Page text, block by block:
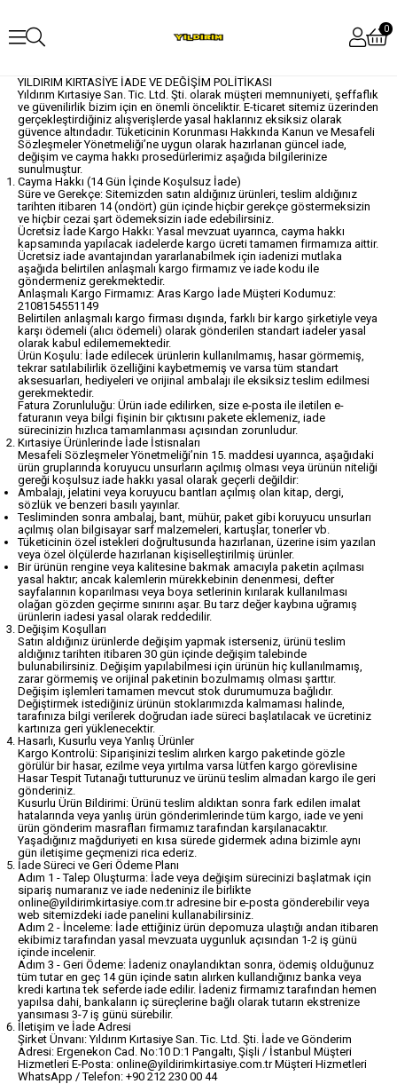
0
YILDIRIM KIRTASİYE İADE VE DEĞİŞİM POLİTİKASI
Yıldırım Kırtasiye San. Tic. Ltd. Şti. olarak müşteri memnuniyeti, şeffaflık
ve güvenilirlik bizim için en önemli önceliktir. E-ticaret sitemiz üzerinden
gerçekleştirdiğiniz alışverişlerde yasal haklarınız eksiksiz olarak
güvence altındadır. Tüketicinin Korunması Hakkında Kanun ve Mesafeli
Sözleşmeler Yönetmeliği’ne uygun olarak hazırlanan güncel iade,
değişim ve cayma hakkı prosedürlerimiz aşağıda bilgilerinize
sunulmuştur.
Cayma Hakkı (14 Gün İçinde Koşulsuz İade)
Süre ve Gerekçe: Sitemizden satın aldığınız ürünleri, teslim aldığınız
tarihten itibaren 14 (ondört) gün içinde hiçbir gerekçe göstermeksizin
ve hiçbir cezai şart ödemeksizin iade edebilirsiniz.
Ücretsiz İade Kargo Hakkı: Yasal mevzuat uyarınca, cayma hakkı
kapsamında yapılacak iadelerde kargo ücreti tamamen firmamıza aittir.
Ücretsiz iade avantajından yararlanabilmek için iadenizi mutlaka
aşağıda belirtilen anlaşmalı kargo firmamız ve iade kodu ile
göndermeniz gerekmektedir.
Anlaşmalı Kargo Firmamız: Aras Kargo İade Müşteri Kodumuz:
2108154551149
Belirtilen anlaşmalı kargo firması dışında, farklı bir kargo şirketiyle veya
karşı ödemeli (alıcı ödemeli) olarak gönderilen standart iadeler yasal
olarak kabul edilememektedir.
Ürün Koşulu: İade edilecek ürünlerin kullanılmamış, hasar görmemiş,
tekrar satılabilirlik özelliğini kaybetmemiş ve varsa tüm standart
aksesuarları, hediyeleri ve orijinal ambalajı ile eksiksiz teslim edilmesi
gerekmektedir.
Fatura Zorunluluğu: Ürün iade edilirken, size e-posta ile iletilen e-
faturanın veya bilgi fişinin bir çıktısını pakete eklemeniz, iade
sürecinizin hızlıca tamamlanması açısından zorunludur.
Kırtasiye Ürünlerinde İade İstisnaları
Mesafeli Sözleşmeler Yönetmeliği’nin 15. maddesi uyarınca, aşağıdaki
ürün gruplarında koruyucu unsurların açılmış olması veya ürünün niteliği
gereği koşulsuz iade hakkı yasal olarak geçerli değildir:
Ambalajı, jelatini veya koruyucu bantları açılmış olan kitap, dergi,
sözlük ve benzeri basılı yayınlar.
Tesliminden sonra ambalaj, bant, mühür, paket gibi koruyucu unsurları
açılmış olan bilgisayar sarf malzemeleri, kartuşlar, tonerler vb.
Tüketicinin özel istekleri doğrultusunda hazırlanan, üzerine isim yazılan
veya özel ölçülerde hazırlanan kişiselleştirilmiş ürünler.
Bir ürünün rengine veya kalitesine bakmak amacıyla paketin açılması
yasal haktır; ancak kalemlerin mürekkebinin denenmesi, defter
sayfalarının koparılması veya boya setlerinin kırılarak kullanılması
olağan gözden geçirme sınırını aşar. Bu tarz değer kaybına uğramış
ürünlerin iadesi yasal olarak reddedilir.
Değişim Koşulları
Satın aldığınız ürünlerde değişim yapmak isterseniz, ürünü teslim
aldığınız tarihten itibaren 30 gün içinde değişim talebinde
bulunabilirsiniz. Değişim yapılabilmesi için ürünün hiç kullanılmamış,
zarar görmemiş ve orijinal paketinin bozulmamış olması şarttır.
Değişim işlemleri tamamen mevcut stok durumumuza bağlıdır.
Değiştirmek istediğiniz ürünün stoklarımızda kalmaması halinde,
tarafınıza bilgi verilerek doğrudan iade süreci başlatılacak ve ücretiniz
kartınıza geri yüklenecektir.
Hasarlı, Kusurlu veya Yanlış Ürünler
Kargo Kontrolü: Siparişinizi teslim alırken kargo paketinde gözle
görülür bir hasar, ezilme veya yırtılma varsa lütfen kargo görevlisine
Hasar Tespit Tutanağı tutturunuz ve ürünü teslim almadan kargo ile geri
gönderiniz.
Kusurlu Ürün Bildirimi: Ürünü teslim aldıktan sonra fark edilen imalat
hatalarında veya yanlış ürün gönderimlerinde tüm kargo, iade ve yeni
ürün gönderim masrafları firmamız tarafından karşılanacaktır.
Yaşadığınız mağduriyeti en kısa sürede gidermek adına bizimle aynı
gün iletişime geçmenizi rica ederiz.
İade Süreci ve Geri Ödeme Planı
Adım 1 - Talep Oluşturma: İade veya değişim sürecinizi başlatmak için
sipariş numaranız ve iade nedeniniz ile birlikte
online@yildirimkirtasiye.com.tradresine bir e-posta gönderebilir veya
web sitemizdeki iade panelini kullanabilirsiniz.
Adım 2 - İnceleme: İade ettiğiniz ürün depomuza ulaştığı andan itibaren
ekibimiz tarafından yasal mevzuata uygunluk açısından 1-2 iş günü
içinde incelenir.
Adım 3 - Geri Ödeme: İadeniz onaylandıktan sonra, ödemiş olduğunuz
tüm tutar en geç 14 gün içinde satın alırken kullandığınız banka veya
kredi kartına tek seferde iade edilir. İadeniz firmamız tarafından hemen
yapılsa dahi, bankaların iç süreçlerine bağlı olarak tutarın ekstrenize
yansıması 3-7 iş günü sürebilir.
İletişim ve İade Adresi
Şirket Ünvanı: Yıldırım Kırtasiye San. Tic. Ltd. Şti. İade ve Gönderim
Adresi: Ergenekon Cad. No:10 D:1 Pangaltı, Şişli / İstanbul Müşteri
Hizmetleri E-Posta: online@yildirimkirtasiye.com.trMüşteri Hizmetleri
WhatsApp / Telefon: +90 212 230 00 44